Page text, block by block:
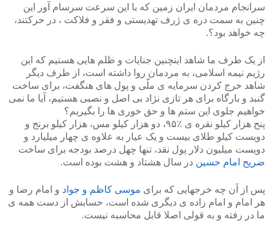
سرانجام مردمان ایران زمین که با این سرعت سرسام آور این
چنین به سمت دره ی ژرف تهدیستی و فقر و فلاکت ، در حرکتند،
چه خواهد بود؟.
از یک طرف ما شاهد اینچنین جنایات و ظلم هایی هستیم که این
رژیم نیمه اسلامی، به مردمان روا داشته است، از طرف دیگر
شاهد خرج کردن سرمایه ی ملّی و پول های هنگفت، برای ساخت
گنبد و بارگاه برای هر تازی نژاد بی اصل و نصبی هستیم، آیا ما نمی
خواهیم جلوی این ستم ها و حق خوری ها را بگیریم؟
پنح هزار کیلو نقره ی ٪۹۵، دو هزار کیلو مس، هزار کیلو برنج و
دویست کیلو طلای بیست و یک عیار به علاوه ی چهار میلیارد و
دویست میلیون دلار پول نقد، تنها چهل درصد بودجه برای ساخت
ضریح امام حسین در سال هشتاد و هشت بوده است.
پس از آن چه خرجهایی که برای موسی کاظم و جواد و امام رضا و
هر امام و امام زاده ی دیگری شده است، حسابش از دست همه ی
ما در رفته و به قولی اصلا قابل محاسبه نیست.